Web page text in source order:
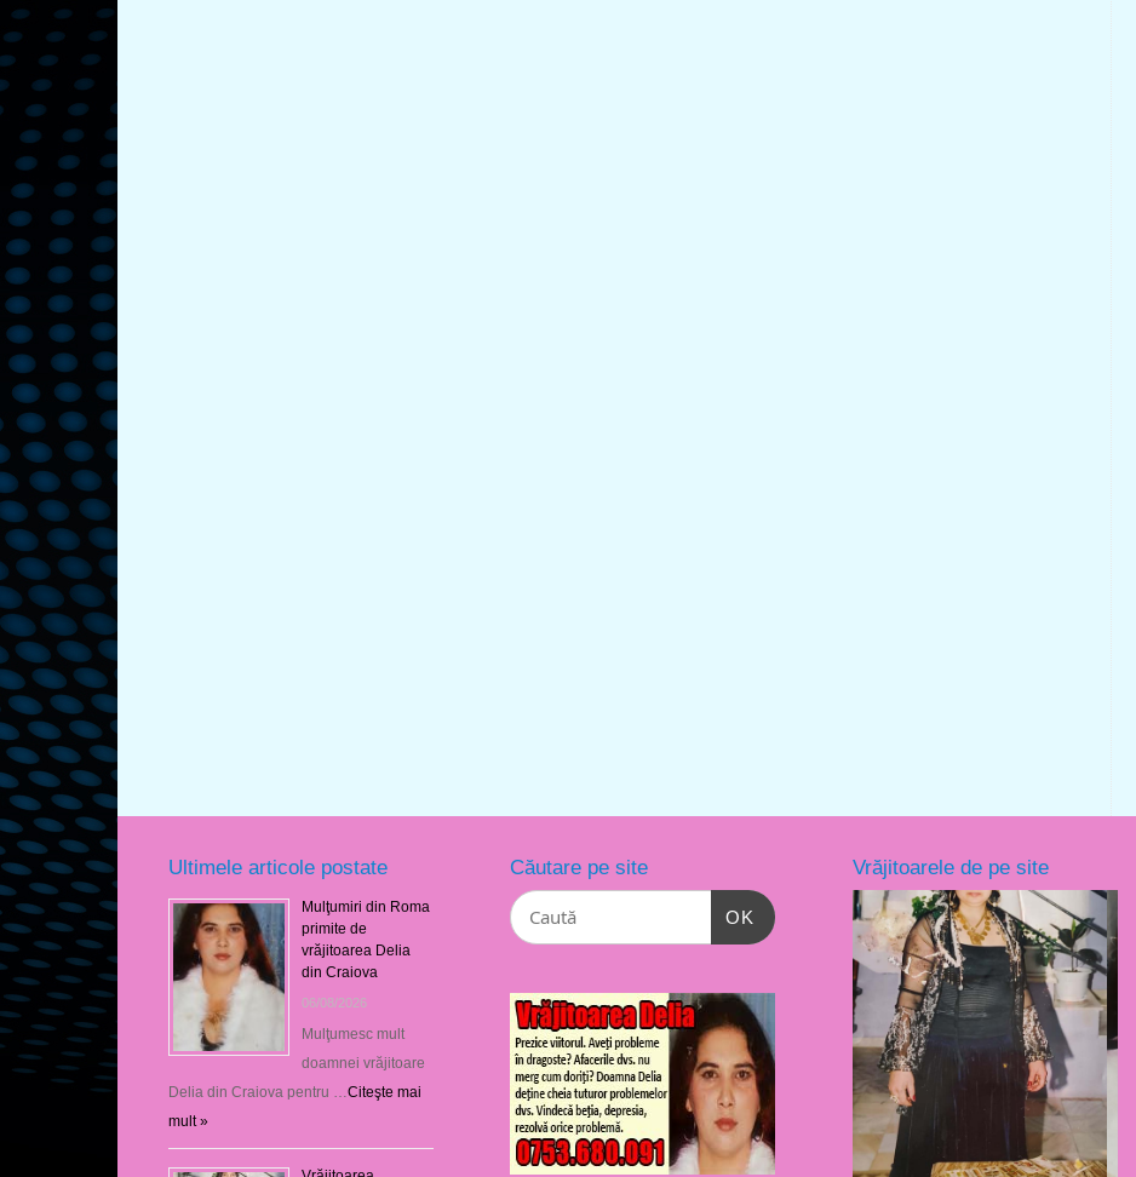
Ultimele articole postate
Mulţumiri din Roma
primite de
vrăjitoarea Delia
din Craiova
06/08/2026
Mulţumesc mult
doamnei vrăjitoare
Delia din Craiova pentru … Citeşte mai
mult »
Căutare pe site
OK
Vrăjitoarele de pe site